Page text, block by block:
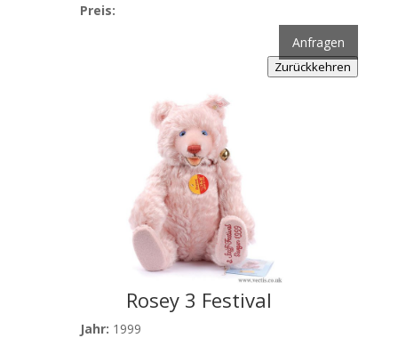
Preis:
Anfragen
Zurückkehren
Rosey 3 Festival
Jahr: 1999